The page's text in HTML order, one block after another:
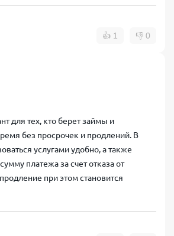
👍 1 👎 0
для тех, кто берет займы и
без просрочек и продлений. В
услугами удобно, а также
платежа за счет отказа от
при этом становится